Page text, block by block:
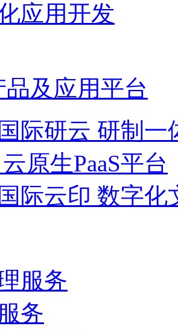
应用开发
及应用平台
际研云 研制
原生PaaS平台
际云印 数字化
服务
务